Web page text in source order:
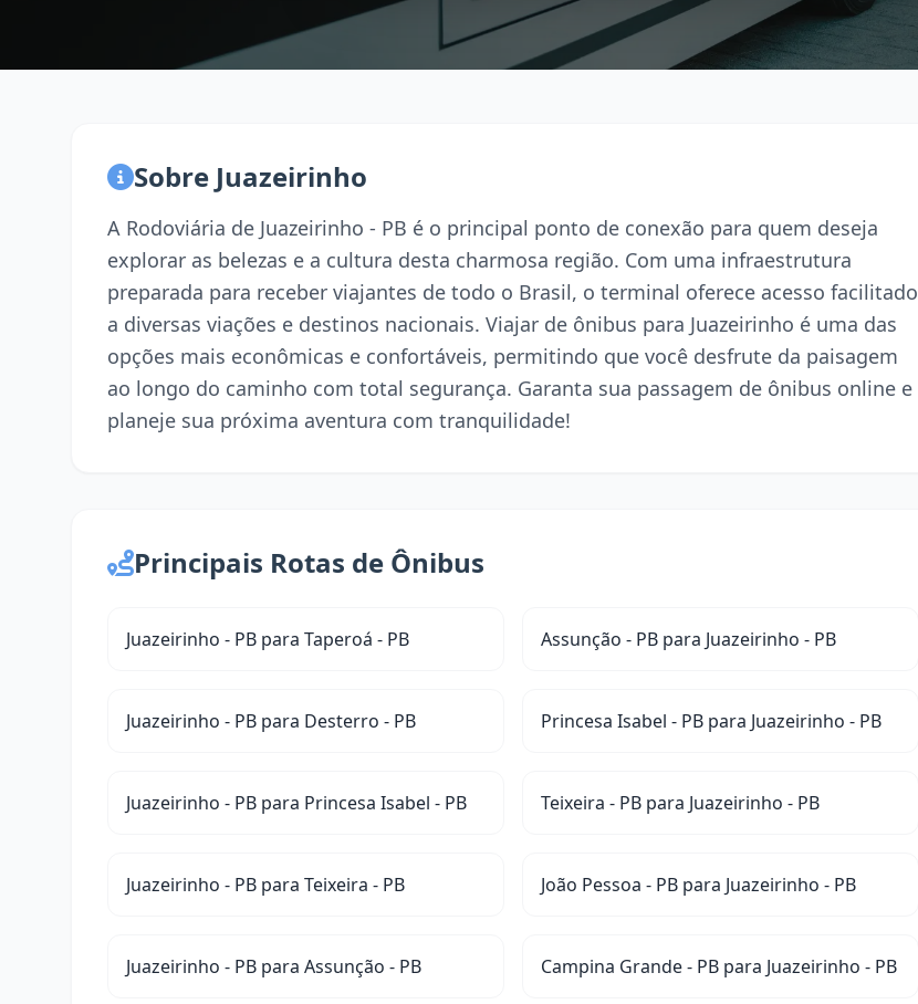
Sobre Juazeirinho
A Rodoviária de Juazeirinho - PB é o principal ponto de conexão para quem deseja
explorar as belezas e a cultura desta charmosa região. Com uma infraestrutura
preparada para receber viajantes de todo o Brasil, o terminal oferece acesso facilitado
a diversas viações e destinos nacionais. Viajar de ônibus para Juazeirinho é uma das
opções mais econômicas e confortáveis, permitindo que você desfrute da paisagem
ao longo do caminho com total segurança. Garanta sua passagem de ônibus online e
planeje sua próxima aventura com tranquilidade!
Principais Rotas de Ônibus
Juazeirinho - PB para Taperoá - PB Assunção - PB para Juazeirinho - PB
Juazeirinho - PB para Desterro - PB Princesa Isabel - PB para Juazeirinho - PB
Juazeirinho - PB para Princesa Isabel - PB Teixeira - PB para Juazeirinho - PB
Juazeirinho - PB para Teixeira - PB João Pessoa - PB para Juazeirinho - PB
Juazeirinho - PB para Assunção - PB Campina Grande - PB para Juazeirinho - PB